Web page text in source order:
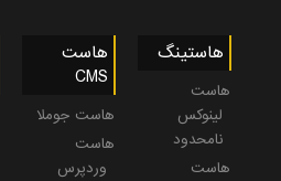
هاستینگ
هاست
لینوکس
نامحدود
هاست
هاست
CMS
هاست جوملا
هاست
وردپرس